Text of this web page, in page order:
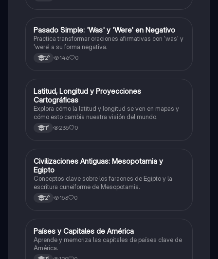
PInglés
Pasado Simple: 'Was' y 'Were' en Negativo
Practica transformar oraciones afirmativas con 'was' y
'were' a su forma negativa.
2° 146 0
LGeografía
Latitud, Longitud y Proyecciones
Cartográficas
Explora cómo la latitud y longitud se ven en mapas y
cómo esto cambia nuestra visión del mundo.
1° 235 0
CHistoria
Civilizaciones Antiguas: Mesopotamia y
Egipto
Conceptos clave sobre los faraones de Egipto y la
escritura cuneiforme de Mesopotamia.
2° 153 0
PGeografía
Países y Capitales de América
Aprende y memoriza las capitales de países clave de
América.